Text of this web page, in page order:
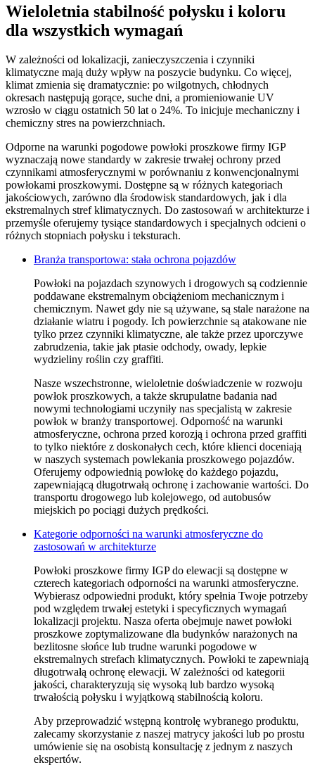
Wieloletnia stabilność połysku i koloru
dla wszystkich wymagań
W zależności od lokalizacji, zanieczyszczenia i czynniki
klimatyczne mają duży wpływ na poszycie budynku. Co więcej,
klimat zmienia się dramatycznie: po wilgotnych, chłodnych
okresach następują gorące, suche dni, a promieniowanie UV
wzrosło w ciągu ostatnich 50 lat o 24%. To inicjuje mechaniczny i
chemiczny stres na powierzchniach.
Odporne na warunki pogodowe powłoki proszkowe firmy IGP
wyznaczają nowe standardy w zakresie trwałej ochrony przed
czynnikami atmosferycznymi w porównaniu z konwencjonalnymi
powłokami proszkowymi. Dostępne są w różnych kategoriach
jakościowych, zarówno dla środowisk standardowych, jak i dla
ekstremalnych stref klimatycznych. Do zastosowań w architekturze i
przemyśle oferujemy tysiące standardowych i specjalnych odcieni o
różnych stopniach połysku i teksturach.
Branża transportowa: stała ochrona pojazdów
Powłoki na pojazdach szynowych i drogowych są codziennie
poddawane ekstremalnym obciążeniom mechanicznym i
chemicznym. Nawet gdy nie są używane, są stale narażone na
działanie wiatru i pogody. Ich powierzchnie są atakowane nie
tylko przez czynniki klimatyczne, ale także przez uporczywe
zabrudzenia, takie jak ptasie odchody, owady, lepkie
wydzieliny roślin czy graffiti.
Nasze wszechstronne, wieloletnie doświadczenie w rozwoju
powłok proszkowych, a także skrupulatne badania nad
nowymi technologiami uczyniły nas specjalistą w zakresie
powłok w branży transportowej. Odporność na warunki
atmosferyczne, ochrona przed korozją i ochrona przed graffiti
to tylko niektóre z doskonałych cech, które klienci doceniają
w naszych systemach powlekania proszkowego pojazdów.
Oferujemy odpowiednią powłokę do każdego pojazdu,
zapewniającą długotrwałą ochronę i zachowanie wartości. Do
transportu drogowego lub kolejowego, od autobusów
miejskich po pociągi dużych prędkości.
Kategorie odporności na warunki atmosferyczne do
zastosowań w architekturze
Powłoki proszkowe firmy IGP do elewacji są dostępne w
czterech kategoriach odporności na warunki atmosferyczne.
Wybierasz odpowiedni produkt, który spełnia Twoje potrzeby
pod względem trwałej estetyki i specyficznych wymagań
lokalizacji projektu. Nasza oferta obejmuje nawet powłoki
proszkowe zoptymalizowane dla budynków narażonych na
bezlitosne słońce lub trudne warunki pogodowe w
ekstremalnych strefach klimatycznych. Powłoki te zapewniają
długotrwałą ochronę elewacji. W zależności od kategorii
jakości, charakteryzują się wysoką lub bardzo wysoką
trwałością połysku i wyjątkową stabilnością koloru.
Aby przeprowadzić wstępną kontrolę wybranego produktu,
zalecamy skorzystanie z naszej matrycy jakości lub po prostu
umówienie się na osobistą konsultację z jednym z naszych
ekspertów.